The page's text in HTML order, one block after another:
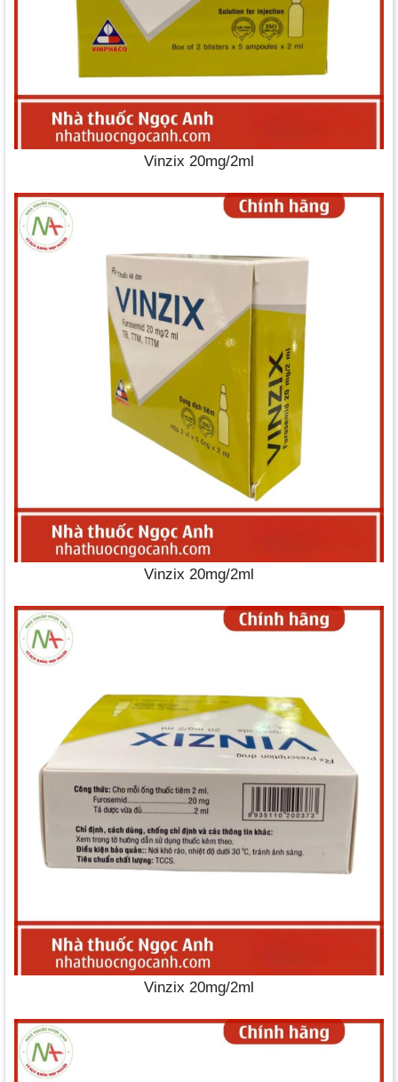
Vinzix 20mg/2ml
Vinzix 20mg/2ml
Vinzix 20mg/2ml